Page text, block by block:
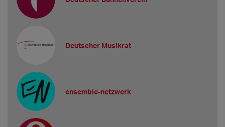
Deutscher Musikrat
ensemble-netzwerk